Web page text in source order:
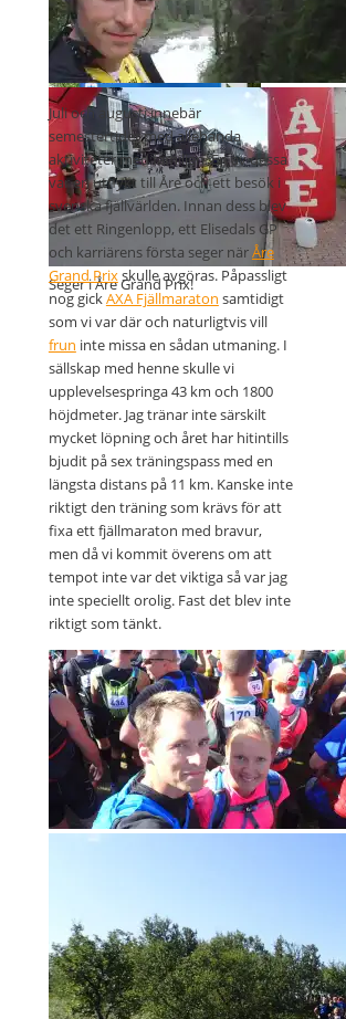
Svårvallat idag
På fjällpromenad med familjen
Fina vyer på cykelrundan
Seger i Åre Grand Prix!
Juli och augusti innebär
semestertider med allehanda
aktiviteter med familjen. En av dessa
var en utflykt till Åre och ett besök i
svenska fjällvärlden. Innan dess blev
det ett Ringenlopp, ett Elisedals GP
och karriärens första seger närÅre
Grand Prixskulle avgöras. Påpassligt
nog gickAXA Fjällmaraton samtidigt
som vi var där och naturligtvis vill
frun inte missa en sådan utmaning. I
sällskap med henne skulle vi
upplevelsespringa 43 km och 1800
höjdmeter. Jag tränar inte särskilt
mycket löpning och året har hitintills
bjudit på sex träningspass med en
längsta distans på 11 km. Kanske inte
riktigt den träning som krävs för att
fixa ett fjällmaraton med bravur,
men då vi kommit överens om att
tempot inte var det viktiga så var jag
inte speciellt orolig. Fast det blev inte
riktigt som tänkt.